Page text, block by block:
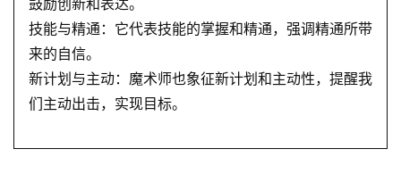
服
务
员
鼓励创新和表达。
技能与精通：它代表技能的掌握和精通，强调精通所带
来的自信。
新计划与主动：魔术师也象征新计划和主动性，提醒我
们主动出击，实现目标。